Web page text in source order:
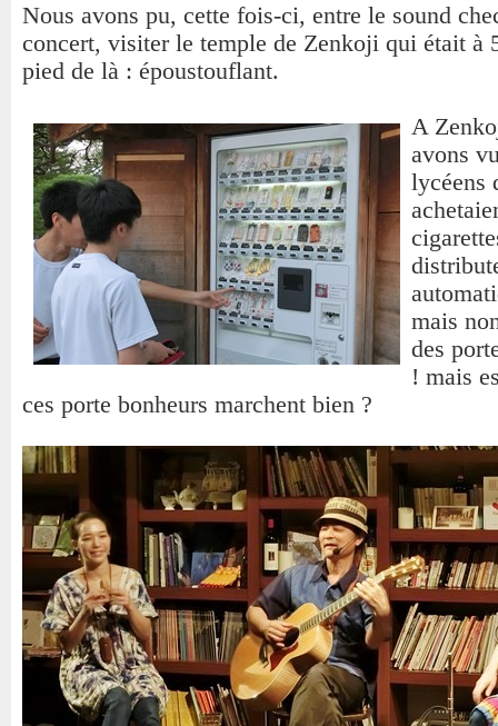
Nous avons pu, cette fois-ci, entre le sound
concert, visiter le temple de Zenkoji qui était à
pied de là : époustouflant.
A
avons
lycéens
mais
des
! mais
ces porte bonheurs marchent bien ?